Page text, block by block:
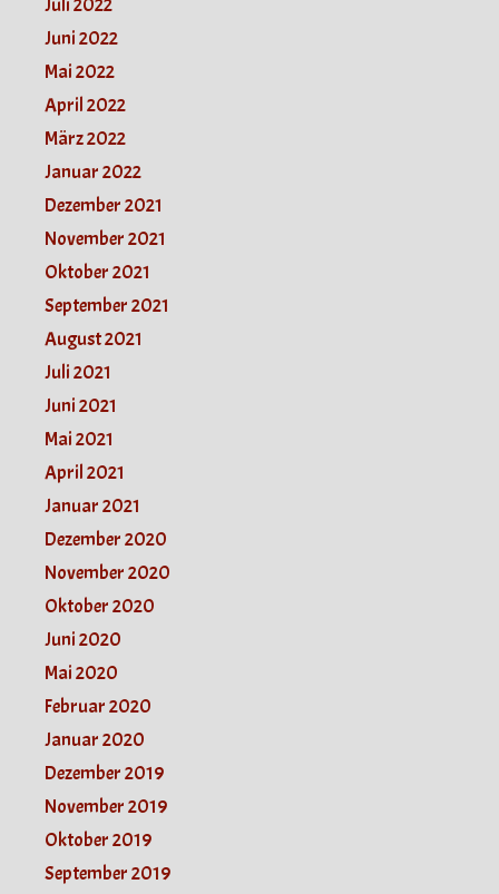
Juli 2022
Juni 2022
Mai 2022
April 2022
März 2022
Januar 2022
Dezember 2021
November 2021
Oktober 2021
September 2021
August 2021
Juli 2021
Juni 2021
Mai 2021
April 2021
Januar 2021
Dezember 2020
November 2020
Oktober 2020
Juni 2020
Mai 2020
Februar 2020
Januar 2020
Dezember 2019
November 2019
Oktober 2019
September 2019